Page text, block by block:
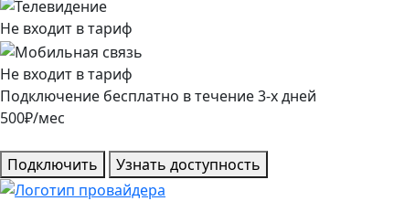
Не входит в тариф
Не входит в тариф
Подключение бесплатно в течение3-х дней
500₽/мес
Подключить Узнать доступность